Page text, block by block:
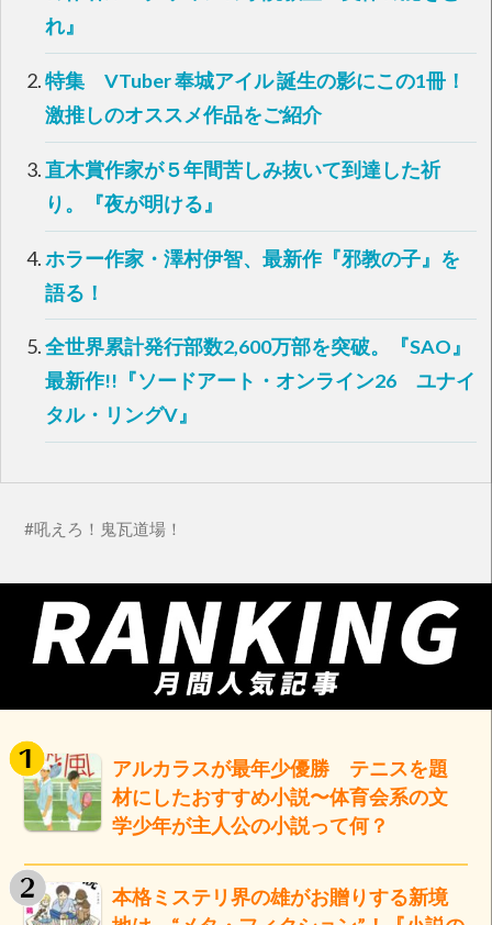
し
ウ
ン
ド
で
開
き
ま
ク
し
て
く
だ
さ
(
新
し
い
ウ
で
す
れ』
特集 VTuber 奉城アイル 誕生の影にこの1冊！
激推しのオススメ作品をご紹介
直木賞作家が５年間苦しみ抜いて到達した祈
り。『夜が明ける』
ホラー作家・澤村伊智、最新作『邪教の子』を
語る！
全世界累計発行部数2,600万部を突破。『SAO』
最新作!!『ソードアート・オンライン26 ユナイ
タル・リングV』
吼えろ！鬼瓦道場！
アルカラスが最年少優勝 テニスを題
材にしたおすすめ小説〜体育会系の文
学少年が主人公の小説って何？
本格ミステリ界の雄がお贈りする新境